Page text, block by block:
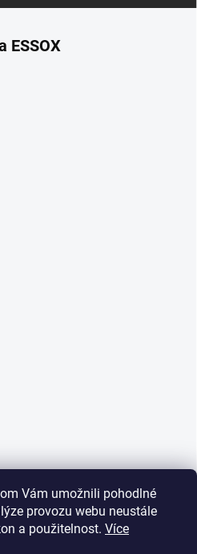
Vám umožnili pohodlné
provozu webu neustále
a použitelnost. Více
ESSOX